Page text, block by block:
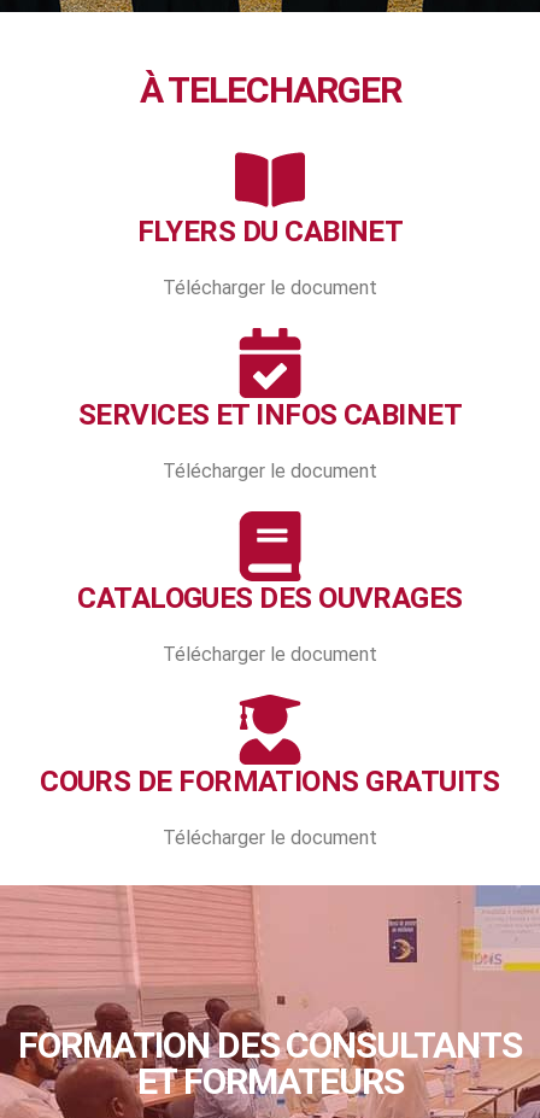
À TELECHARGER
FLYERS DU CABINET
Télécharger le document
SERVICES ET INFOS CABINET
Télécharger le document
CATALOGUES DES OUVRAGES
Télécharger le document
COURS DE FORMATIONS GRATUITS
Télécharger le document
FORMATION DES CONSULTANTS
ET FORMATEURS